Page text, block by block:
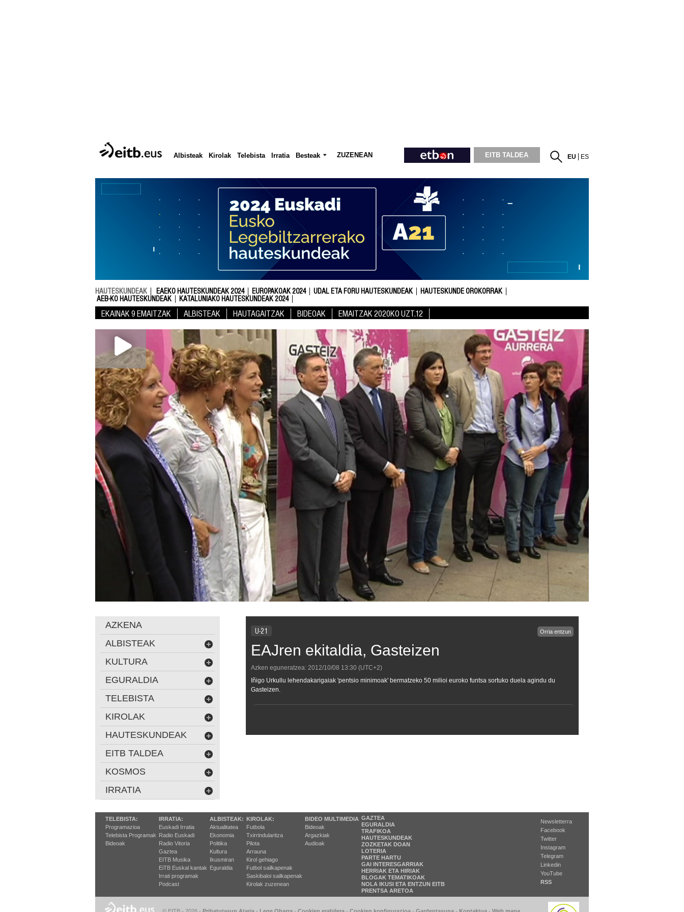
Albisteak Kirolak Telebista Irratia Besteak ZUZENEAN EITB TALDEA EU ES
HAUTESKUNDEAK EAEKO HAUTESKUNDEAK 2024 EUROPAKOAK 2024 UDAL ETA FORU HAUTESKUNDEAK
HAUTESKUNDE OROKORRAK
AEB-KO HAUTESKUNDEAK
KATALUNIAKO HAUTESKUNDEAK 2024
EKAINAK 9 EMAITZAK ALBISTEAK HAUTAGAITZAK BIDEOAK EMAITZAK 2020KO UZT.12
U-21 Orria entzun
EAJren ekitaldia, Gasteizen
Azken eguneratzea: 2012/10/08 13:30 (UTC+2)
Iñigo Urkullu lehendakarigaiak 'pentsio minimoak' bermatzeko 50 milioi euroko funtsa sortuko duela agindu du
Gasteizen.
AZKENA
ALBISTEAK
KULTURA
EGURALDIA
TELEBISTA
KIROLAK
HAUTESKUNDEAK
EITB TALDEA
KOSMOS
IRRATIA
TELEBISTA:
Programazioa
Telebista Programak
Bideoak
IRRATIA:
Euskadi Irratia
Radio Euskadi
Radio Vitoria
Gaztea
EITB Musika
EiTB Euskal kantak
Irrati programak
Podcast
ALBISTEAK:
Aktualitatea
Ekonomia
Politika
Kultura
Ikusmiran
Eguraldia
KIROLAK:
Futbola
Txirrindularitza
Pilota
Arrauna
Kirol gehiago
Futbol sailkapenak
Saskibaloi sailkapenak
Kirolak zuzenean
BIDEO MULTIMEDIA
Bideoak
Argazkiak
Audioak
GAZTEA
EGURALDIA
TRAFIKOA
HAUTESKUNDEAK
ZOZKETAK DOAN
LOTERIA
PARTE HARTU
GAI INTERESGARRIAK
HERRIAK ETA HIRIAK
BLOGAK TEMATIKOAK
NOLA IKUSI ETA ENTZUN EITB
PRENTSA ARETOA
Newsletterra
Facebook
Twitter
Instagram
Telegram
Linkedin
YouTube
RSS